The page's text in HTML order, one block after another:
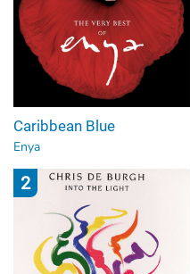
Caribbean Blue
Enya
2